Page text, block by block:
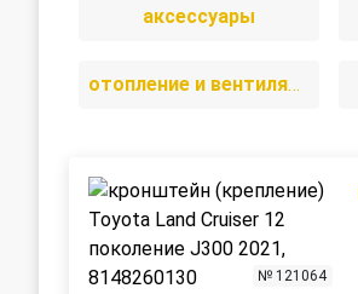
аксессуары
отопление и вентиляция
№ 121064